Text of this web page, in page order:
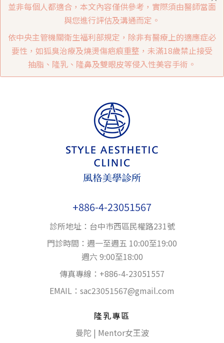
並非每個人都適合，本文內容僅供參考，實際須由醫師當面
與您進行評估及溝通而定。
依中央主管機關衛生福利部規定，除非有醫療上的適應症必
要性，如狐臭治療及燒燙傷疤痕重整，未滿18歲禁止接受
抽脂、隆乳、隆鼻及雙眼皮等侵入性美容手術。
+886-4-23051567
診所地址：台中巿西區民權路231號
門診時間：週一至週五 10:00至19:00
週六 9:00至18:00
傳真專線：+886-4-23051557
EMAIL： sac23051567@gmail.com
隆乳專區
曼陀 | Mentor女王波